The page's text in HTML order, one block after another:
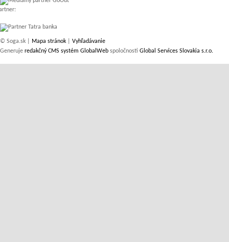
© Soga.sk | Mapa stránok
Vyhľadávanie
Generuje redakčný CMS systém GlobalWeb spoločnosti Global Services Slovakia s.r.o.